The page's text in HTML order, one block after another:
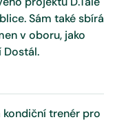
kondiční trenér pro
Sám také sbírá
v oboru, jako
Dostál.